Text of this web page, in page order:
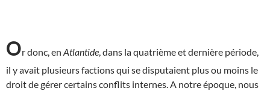
Or donc, en Atlantide , dans la quatrième et dernière période,
il y avait plusieurs factions qui se disputaient plus ou moins le
droit de gérer certains conflits internes. A notre époque, nous